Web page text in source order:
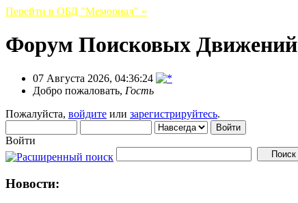
Перейти в ОБД "Мемориал" »
Форум Поисковых Движений
07 Августа 2026, 04:36:24
Добро пожаловать, Гость
Пожалуйста, войдите или зарегистрируйтесь.
Войти
Новости: